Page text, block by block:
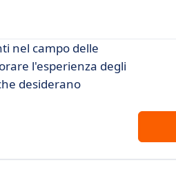
nel campo delle
l'esperienza degli
desiderano